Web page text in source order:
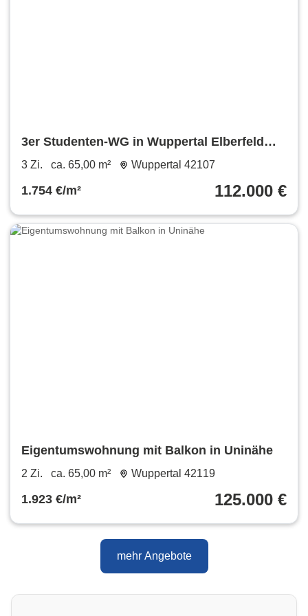
3er Studenten-WG in Wuppertal Elberfeld
Kapitalanlage
3 Zi. ca. 65,00 m² Wuppertal 42107
1.754 €/m² 112.000 €
Eigentumswohnung mit Balkon in Uninähe
2 Zi. ca. 65,00 m² Wuppertal 42119
1.923 €/m² 125.000 €
mehr Angebote